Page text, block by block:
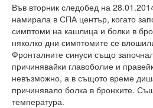
Във вторник следобед на
намирала в СПА център, когато
симптоми на кашлица и болки в
няколко дни симптомите се
Фронталните синуси също
причинявайки главоболие и
невъзможно, а в същото време
причинявало болка в бронхите.
температура.